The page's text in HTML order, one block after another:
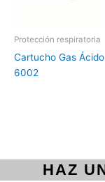
Protección respiratoria
Cartucho Gas
6002
HAZ